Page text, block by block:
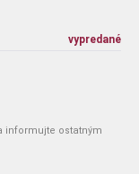
vypredané
informujte ostatným